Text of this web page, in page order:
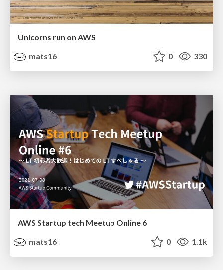
Unicorns run on AWS
mats16
0 330
AWS Startup tech Meetup Online 6
mats16
0 1.1k